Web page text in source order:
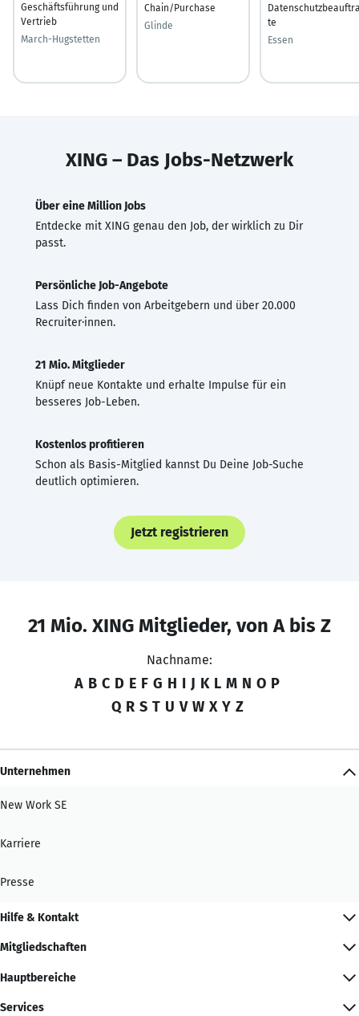
Geschäftsführung und
Vertrieb
March-Hugstetten
Chain/Purchase
Glinde
te
Essen
XING – Das Jobs-Netzwerk
Über eine Million Jobs
Entdecke mit XING genau den Job, der wirklich zu Dir
passt.
Persönliche Job-Angebote
Lass Dich finden von Arbeitgebern und über 20.000
Recruiter·innen.
21 Mio. Mitglieder
Knüpf neue Kontakte und erhalte Impulse für ein
besseres Job-Leben.
Kostenlos profitieren
Schon als Basis-Mitglied kannst Du Deine Job-Suche
deutlich optimieren.
Jetzt registrieren
21 Mio. XING Mitglieder, von A bis Z
Nachname:
A B C D E F G H I J K L M N O P
Q R S T U V W X Y Z
Unternehmen
New Work SE
Karriere
Presse
Hilfe & Kontakt
Mitgliedschaften
Hauptbereiche
Services